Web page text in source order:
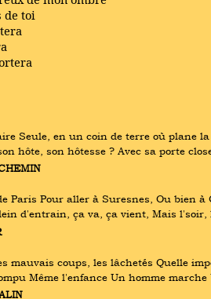
de toi
Seule, en un coin de terre où plane
hôte, son hôtesse ? Avec sa porte
Paris Pour aller à Suresnes, Ou bien
d'entrain, ça va, ça vient, Mais
mauvais coups, les lâchetés Quelle
Même l'enfance Un homme